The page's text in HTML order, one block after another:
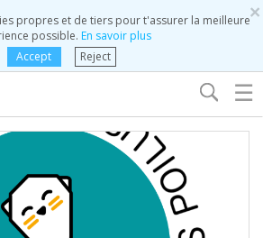
×
propres et de tiers pour t'assurer la meilleure
possible. En savoir plus
Accept
Reject
☰